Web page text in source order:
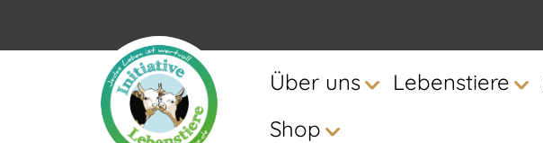
Über uns Lebenstiere
Shop